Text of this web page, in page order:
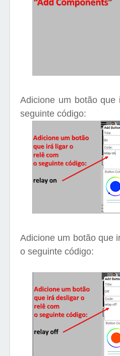
Adicione um botão
seguinte código:
Adicione um botão que
o seguinte código: